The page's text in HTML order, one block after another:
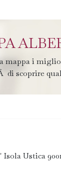
mappa i
di scoprire
Ustica